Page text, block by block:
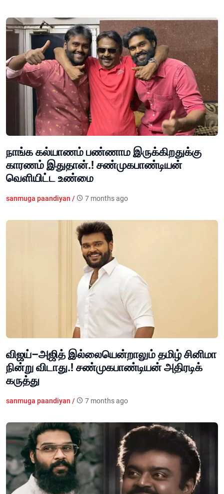
நாங்க கல்யாணம் பண்ணாம இருக்கிறதுக்கு
காரணம் இதுதான்.! சண்முகபாண்டியன்
வெளியிட்ட உண்மை
sanmuga paandiyan / 7 months ago
விஜய்–அஜித் இல்லையென்றாலும் தமிழ் சினிமா
நின்று விடாது.! சண்முகபாண்டியன் அதிரடிக்
கருத்து
sanmuga paandiyan / 7 months ago